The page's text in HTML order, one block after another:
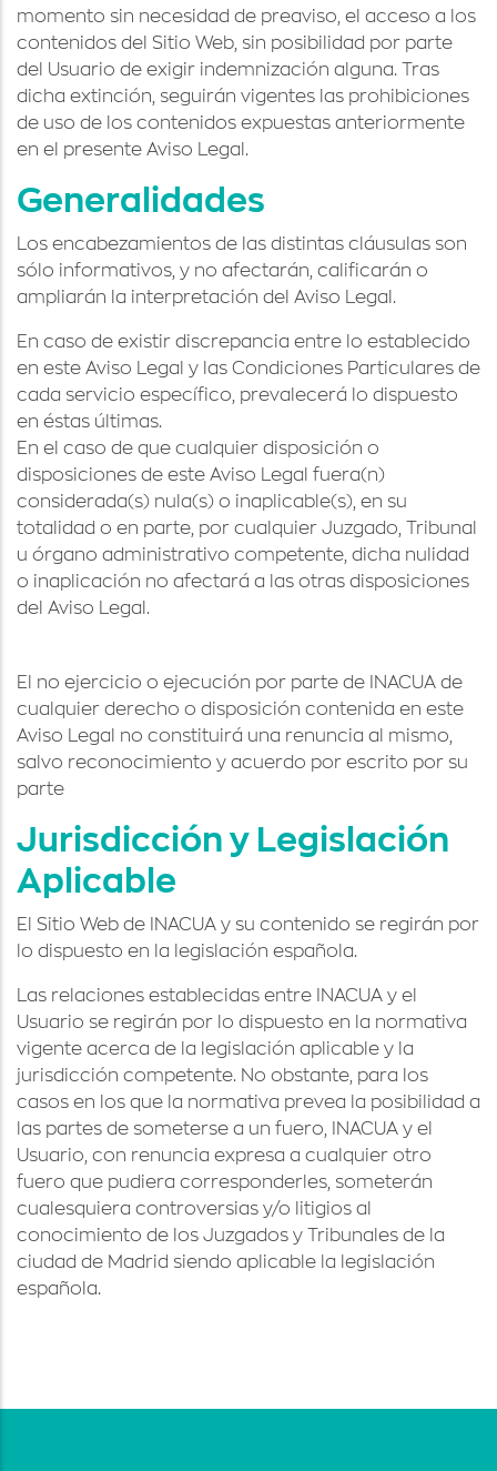
momento sin necesidad de preaviso, el acceso a los
contenidos del Sitio Web, sin posibilidad por parte
del Usuario de exigir indemnización alguna. Tras
dicha extinción, seguirán vigentes las prohibiciones
de uso de los contenidos expuestas anteriormente
en el presente Aviso Legal.
Generalidades
Los encabezamientos de las distintas cláusulas son
sólo informativos, y no afectarán, calificarán o
ampliarán la interpretación del Aviso Legal.
En caso de existir discrepancia entre lo establecido
en este Aviso Legal y las Condiciones Particulares de
cada servicio específico, prevalecerá lo dispuesto
en éstas últimas.
En el caso de que cualquier disposición o
disposiciones de este Aviso Legal fuera(n)
considerada(s) nula(s) o inaplicable(s), en su
totalidad o en parte, por cualquier Juzgado, Tribunal
u órgano administrativo competente, dicha nulidad
o inaplicación no afectará a las otras disposiciones
del Aviso Legal.
El no ejercicio o ejecución por parte de INACUA de
cualquier derecho o disposición contenida en este
Aviso Legal no constituirá una renuncia al mismo,
salvo reconocimiento y acuerdo por escrito por su
parte
Jurisdicción y Legislación
Aplicable
El Sitio Web de INACUA y su contenido se regirán por
lo dispuesto en la legislación española.
Las relaciones establecidas entre INACUA y el
Usuario se regirán por lo dispuesto en la normativa
vigente acerca de la legislación aplicable y la
jurisdicción competente. No obstante, para los
casos en los que la normativa prevea la posibilidad a
las partes de someterse a un fuero, INACUA y el
Usuario, con renuncia expresa a cualquier otro
fuero que pudiera corresponderles, someterán
cualesquiera controversias y/o litigios al
conocimiento de los Juzgados y Tribunales de la
ciudad de Madrid siendo aplicable la legislación
española.